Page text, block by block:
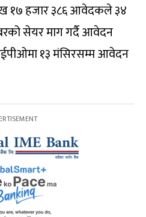
१७ हजार ३८६ आवेदकले ३४
सेयर माग गर्दै आवेदन
१३ मंसिरसम्म आवेदन